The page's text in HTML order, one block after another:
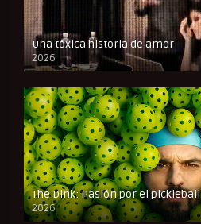
Una tóxica historia de amor
2026
FULL HD
The Dink: Pasión por el pickleball
2026
FULL HD